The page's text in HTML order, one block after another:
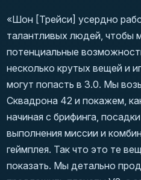
«Шон [Трейси] усердно
талантливых людей, чтобы
потенциальные
несколько крутых вещей и
могут попасть в 3.0. Мы
Сквадрона 42 и покажем,
начиная с брифинга,
выполнения миссии и
геймплея. Так что это те
показать. Мы детально